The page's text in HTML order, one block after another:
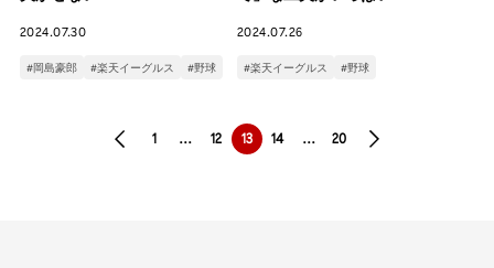
2024.07.30
#岡島豪郎 #楽天イーグルス #野球
2024.07.26
#楽天イーグルス #野球
1 … 12 13 14 … 20